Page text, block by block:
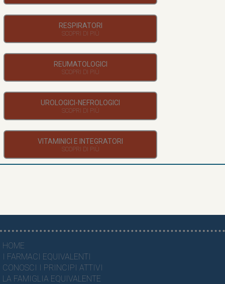
RESPIRATORI
REUMATOLOGICI
UROLOGICI-NEFROLOGICI
VITAMINICI E INTEGRATORI
HOME
I FARMACI EQUIVALENTI
CONOSCI I PRINCIPI ATTIVI
LA FAMIGLIA EQUIVALENTE